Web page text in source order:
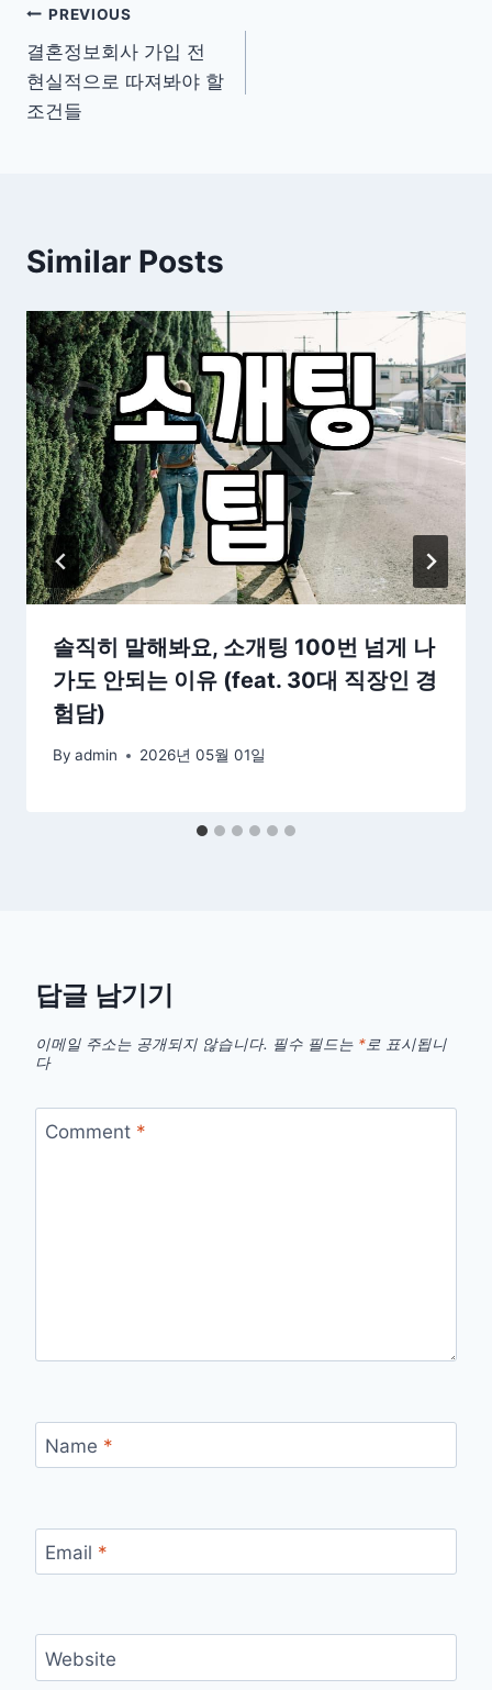
글
탐
색
PREVIOUS
결혼정보회사 가입 전
현실적으로 따져봐야 할
조건들
Similar Posts
솔직히 말해봐요, 소개팅 100번 넘게 나
가도 안되는 이유 (feat. 30대 직장인 경
험담)
By admin 2026년 05월 01일
답글 남기기
이메일 주소는 공개되지 않습니다. 필수 필드는 *로 표시됩니
다
Comment *
Name *
Email *
Website